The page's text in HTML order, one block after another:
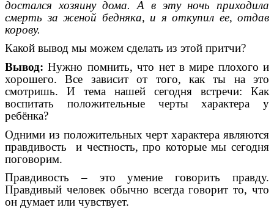
достался хозяину дома. А в эту ночь приходила
смерть за женой бедняка, и я откупил ее, отдав
корову.
Какой вывод мы можем сделать из этой притчи?
Вывод:Нужно помнить, что нет в мире плохого и
хорошего. Все зависит от того, как ты на это
смотришь. И тема нашей сегодня встречи: Как
воспитать положительные черты характера у
ребёнка?
Одними из положительных черт характера являются
правдивость и честность, про которые мы сегодня
поговорим.
Правдивость – это умение говорить правду.
Правдивый человек обычно всегда говорит то, что
он думает или чувствует.